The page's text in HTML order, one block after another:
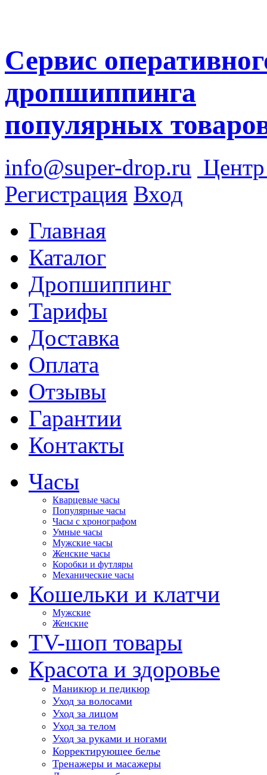
Сервис
дропшиппинга
популярных
info@super-drop.ru
Регистрация Вход
Главная
Каталог
Дропшиппинг
Тарифы
Доставка
Оплата
Отзывы
Гарантии
Контакты
Часы
Кварцевые часы
Популярные часы
Часы с хронографом
Умные часы
Мужские часы
Женские часы
Коробки и футляры
Механические часы
Кошельки и клатчи
Мужские
Женские
TV-шоп товары
Красота и здоровье
Маникюр и педикюр
Уход за волосами
Уход за лицом
Уход за телом
Уход за руками и ногами
Корректирующее белье
Тренажеры и масажеры